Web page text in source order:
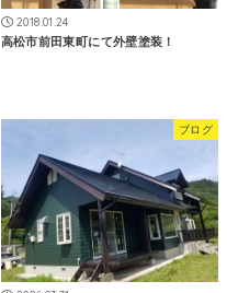
2018.01.24
高松市前田東町にて外壁塗装！
ブログ